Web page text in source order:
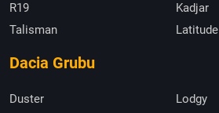
R19
Kadjar
Talisman
Latitude
Dacia Grubu
Duster
Lodgy